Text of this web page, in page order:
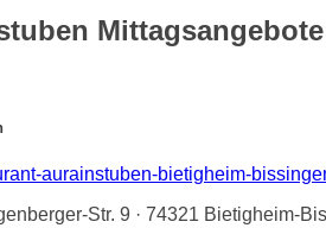
aurainstuben-bietigheim-
Str. 9 · 74321 Bietigheim-